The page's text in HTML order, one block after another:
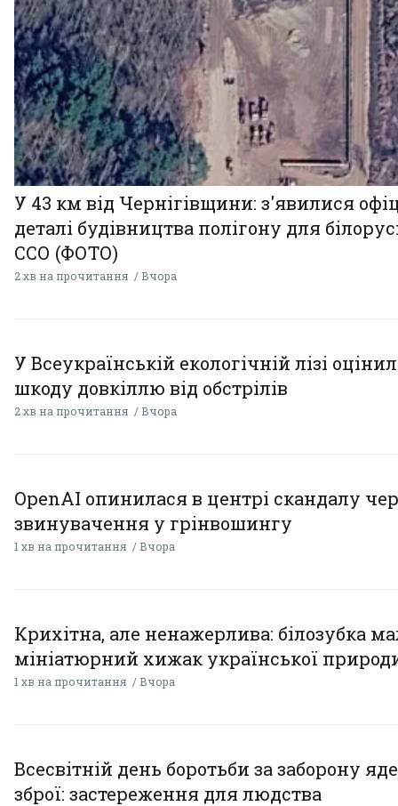
У 43 км від Чернігівщини: з'явилися
деталі будівництва полігону для
ССО (ФОТО)
2 хв на прочитання Вчора
У Всеукраїнській екологічній лізі
шкоду довкіллю від обстрілів
2 хв на прочитання Вчора
OpenAI опинилася в центрі скандалу
звинувачення у грінвошингу
1 хв на прочитання Вчора
Крихітна, але ненажерлива: білозубка
мініатюрний хижак української
1 хв на прочитання Вчора
Всесвітній день боротьби за заборону
зброї: застереження для людства